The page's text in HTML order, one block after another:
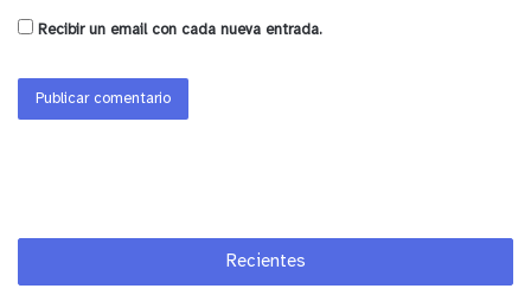
y tú, ¿qué opinas?
Recibir un email con cada nueva entrada.
Recientes